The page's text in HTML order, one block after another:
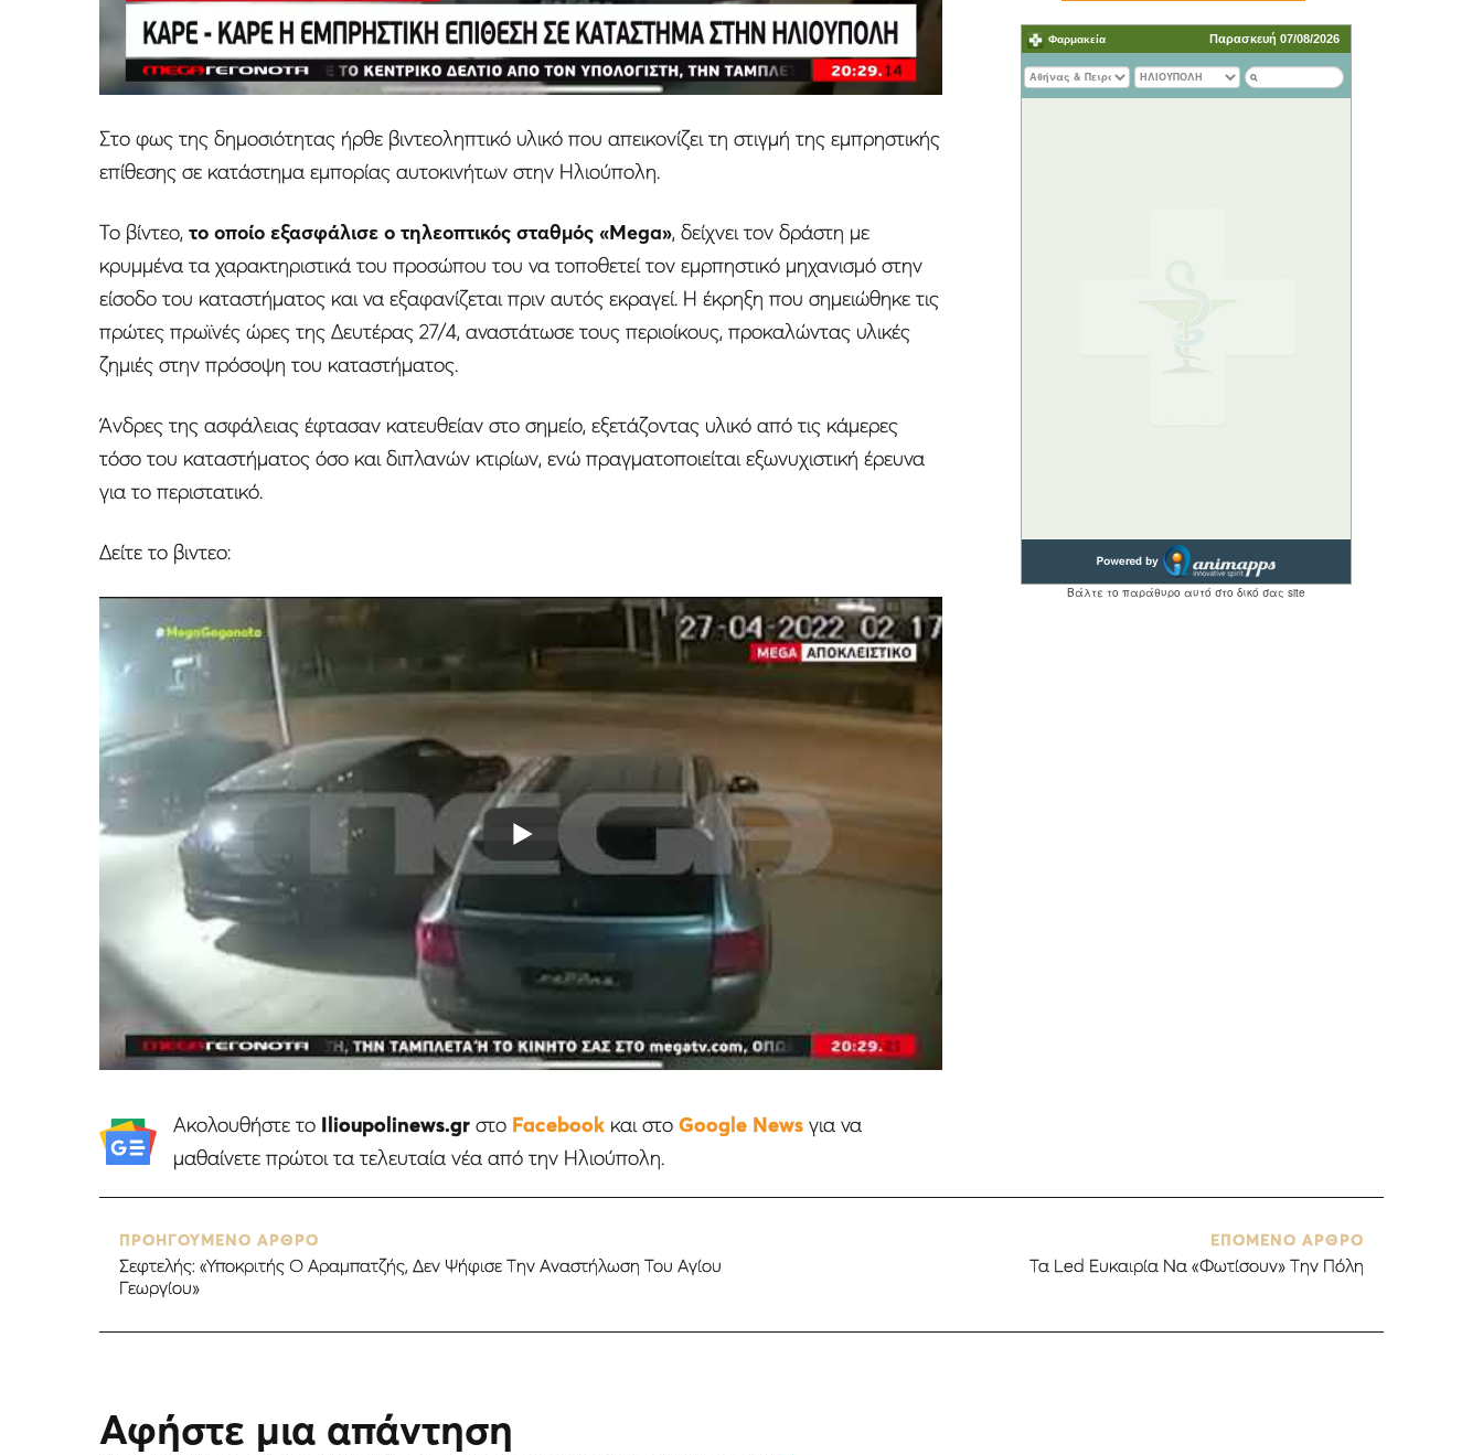
Στο φως της δημοσιότητας ήρθε βιντεοληπτικό υλικό που απεικονίζει τη στιγμή της εμπρηστικής
επίθεσης σε κατάστημα εμπορίας αυτοκινήτων στην Ηλιούπολη.
Το βίντεο, το οποίο εξασφάλισε ο τηλεοπτικός σταθμός «Mega», δείχνει τον δράστη με
κρυμμένα τα χαρακτηριστικά του προσώπου του να τοποθετεί τον εμρπηστικό μηχανισμό στην
είσοδο του καταστήματος και να εξαφανίζεται πριν αυτός εκραγεί. Η έκρηξη που σημειώθηκε τις
πρώτες πρωϊνές ώρες της Δευτέρας 27/4, αναστάτωσε τους περιοίκους, προκαλώντας υλικές
ζημιές στην πρόσοψη του καταστήματος.
Άνδρες της ασφάλειας έφτασαν κατευθείαν στο σημείο, εξετάζοντας υλικό από τις κάμερες
τόσο του καταστήματος όσο και διπλανών κτιρίων, ενώ πραγματοποιείται εξωνυχιστική έρευνα
για το περιστατικό.
Δείτε το βιντεο:
Ακολουθήστε το Ilioupolinews.grστο Facebookκαι στο Google Newsγια να
μαθαίνετε πρώτοι τα τελευταία νέα από την Ηλιούπολη.
ΠΡΟΗΓΟΥΜΕΝΟ ΑΡΘΡΟ
Σεφτελής: «Υποκριτής Ο Αραμπατζής, Δεν Ψήφισε Την Αναστήλωση Του Αγίου
Γεωργίου»
ΕΠΟΜΕΝΟ ΑΡΘΡΟ
Τα Led Ευκαιρία Να «Φωτίσουν» Την Πόλη
Αφήστε μια απάντηση